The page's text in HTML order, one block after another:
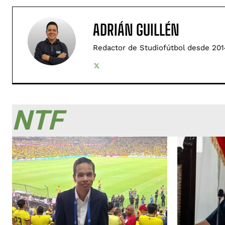
ADRIÁN GUILLÉN
Redactor de Studiofútbol desde
NTF